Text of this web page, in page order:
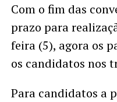
Com o fim das
prazo para
feira (5), agora os
os candidatos nos
Para candidatos a